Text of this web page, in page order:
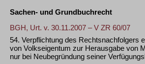
Sachen- und Grundbuchrecht
BGH, Urt. v. 30.11.2007 – V ZR 60/07
54. Verpflichtung des Rechtsnachfolgers
von Volkseigentum zur Herausgabe von
nur bei Neubegründung seiner